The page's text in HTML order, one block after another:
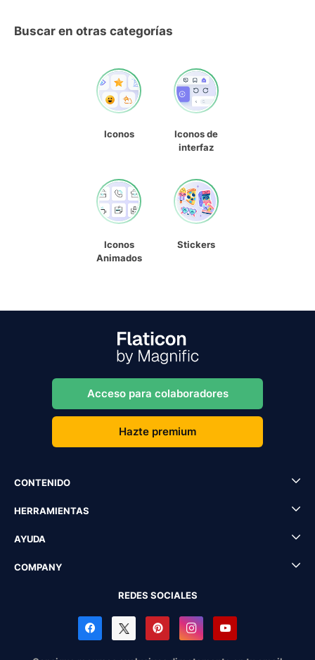
Buscar en otras categorías
Iconos
Iconos de
interfaz
Iconos
Animados
Stickers
Acceso para colaboradores
Hazte premium
CONTENIDO
HERRAMIENTAS
AYUDA
COMPANY
REDES SOCIALES